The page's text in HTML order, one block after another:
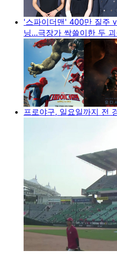
'스파이더맨' 400만 질주
닝…극장가 싹쓸이한 두
프로야구, 일요일까지 전